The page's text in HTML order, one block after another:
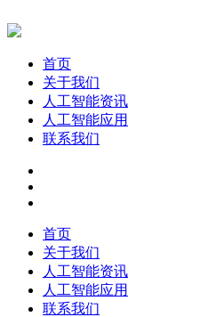
首页
关于我们
人工智能资讯
人工智能应用
联系我们
首页
关于我们
人工智能资讯
人工智能应用
联系我们